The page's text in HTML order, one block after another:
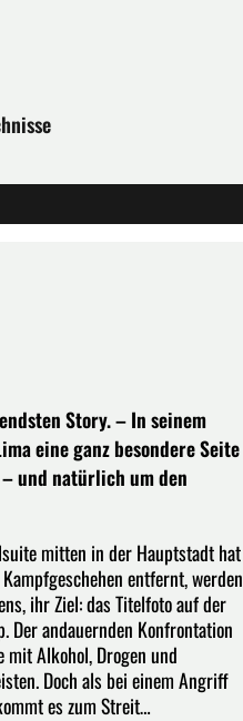
Story. – In seinem
eine ganz besondere Seite
und natürlich um den
mitten in der Hauptstadt hat
entfernt, werden
ihr Ziel: das Titelfoto auf der
Der andauernden Konfrontation
mit Alkohol, Drogen und
Doch als bei einem Angriff
es zum Streit…